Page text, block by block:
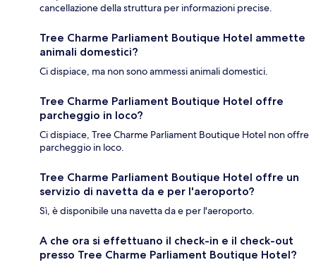
cancellazione della struttura per informazioni precise.
Tree Charme Parliament Boutique Hotel ammette
animali domestici?
Ci dispiace, ma non sono ammessi animali domestici.
Tree Charme Parliament Boutique Hotel offre
parcheggio in loco?
Ci dispiace, Tree Charme Parliament Boutique Hotel non offre
parcheggio in loco.
Tree Charme Parliament Boutique Hotel offre un
servizio di navetta da e per l'aeroporto?
Sì, è disponibile una navetta da e per l'aeroporto.
A che ora si effettuano il check-in e il check-out
presso Tree Charme Parliament Boutique Hotel?